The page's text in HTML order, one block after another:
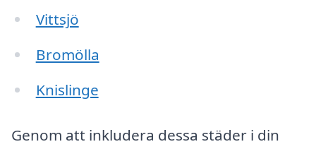
Vittsjö
Bromölla
Knislinge
Genom att inkludera dessa städer i din